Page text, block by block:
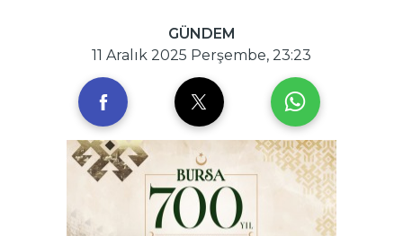
GÜNDEM
11 Aralık 2025 Perşembe, 23:23